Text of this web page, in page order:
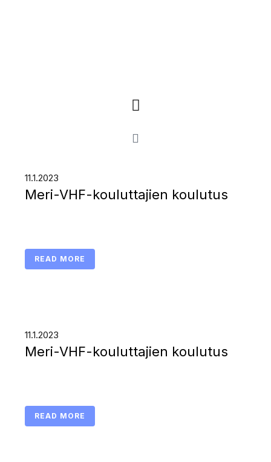
11.1.2023
Meri-VHF-kouluttajien koulutus
READ MORE
11.1.2023
Meri-VHF-kouluttajien koulutus
READ MORE